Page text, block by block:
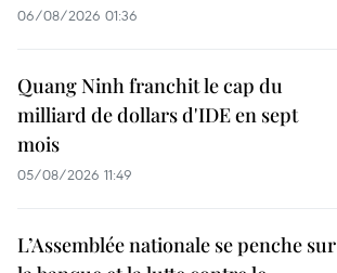
06/08/2026 01:36
Quang Ninh franchit le cap du
milliard de dollars d'IDE en sept
mois
05/08/2026 11:49
L’Assemblée nationale se penche sur